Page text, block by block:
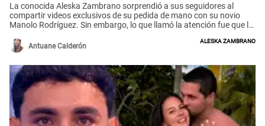
La conocida Aleska Zambrano sorprendió a sus seguidores al
compartir videos exclusivos de su pedida de mano con su novio
Manolo Rodríguez. Sin embargo, lo que llamó la atención fue que la
comentario hizo referencia a su pasado amoroso.
Antuane Calderón
Aleska Zambrano